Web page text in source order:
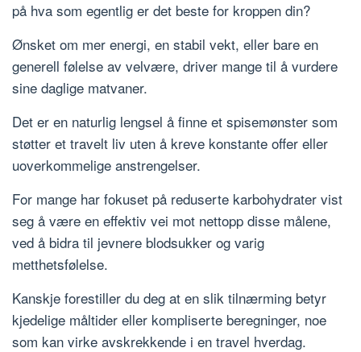
på hva som egentlig er det beste for kroppen din?
Ønsket om mer energi, en stabil vekt, eller bare en
generell følelse av velvære, driver mange til å vurdere
sine daglige matvaner.
Det er en naturlig lengsel å finne et spisemønster som
støtter et travelt liv uten å kreve konstante offer eller
uoverkommelige anstrengelser.
For mange har fokuset på reduserte karbohydrater vist
seg å være en effektiv vei mot nettopp disse målene,
ved å bidra til jevnere blodsukker og varig
metthetsfølelse.
Kanskje forestiller du deg at en slik tilnærming betyr
kjedelige måltider eller kompliserte beregninger, noe
som kan virke avskrekkende i en travel hverdag.